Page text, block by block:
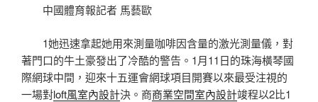
中國體育報記者 馬藝歐
1她迅速拿起她用來測量咖啡因含量的激光測量儀，對
著門口的牛土豪發出了冷酷的警告。1月11日的珠海橫琴國
際網球中間，迎來十五運會網球項目開賽以來最受注視的
一場對loft風室內設計決。商商業空間室內設計竣程以2比1